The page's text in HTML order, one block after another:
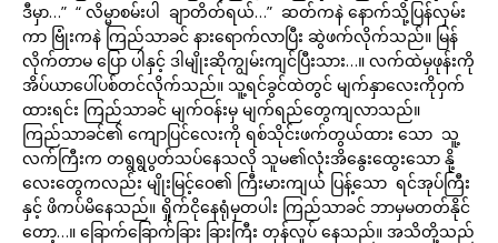
ဒီမှာ…” “ လိမ္မာစမ်းပါ ချာတိတ်ရယ်…” ဆတ်ကနဲ နောက်သို့ပြန်လှမ်း
ကာ ဗြုံးကနဲ ကြည်သာခင် နားရောက်လာပြီး ဆွဲဖက်လိုက်သည်။ မြန်
လိုက်တာမ ပြော ပါနှင့် ဒါမျိုးဆိုကျွမ်းကျင်ပြီးသား…။ လက်ထဲမှဖုန်းကို
အိပ်ယာပေါ်ပစ်တင်လိုက်သည်။ သူ့ရင်ခွင်ထဲတွင် မျက်နှာလေးကိုဝှက်
ထားရင်း ကြည်သာခင် မျက်ဝန်းမှ မျက်ရည်တွေကျလာသည်။
ကြည်သာခင်၏ ကျောပြင်လေးကို ရစ်သိုင်းဖက်တွယ်ထား သော သူ့
လက်ကြီးက တရွရွပွတ်သပ်နေသလို သူမ၏လုံးအိနွေးထွေးသော နို့
လေးတွေကလည်း မျိုးမြင့်ဝေ၏ ကြီးမားကျယ် ပြန့်သော ရင်အုပ်ကြီး
နှင့် ဖိကပ်မိနေသည်။ ရှိုက်ငိုနေရုံမှတပါး ကြည်သာခင် ဘာမှမတတ်နိုင်
တော့…။ ခြောက်ခြောက်ခြား ခြားကြီး တုန်လှုပ် နေသည်။ အသိတို့သည်